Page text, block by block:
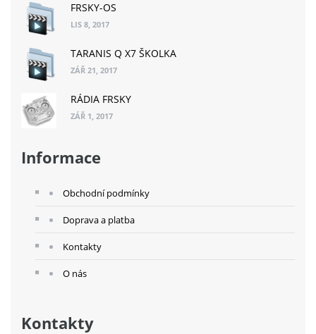
FRSKY-OS
LIS 8, 2017
TARANIS Q X7 ŠKOLKA
ZÁŘ 21, 2017
RÁDIA FRSKY
ZÁŘ 1, 2017
Informace
Obchodní podmínky
Doprava a platba
Kontakty
O nás
Kontakty